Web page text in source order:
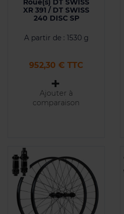
Roue(s) DT SWISS
XR 391 / DT SWISS
240 DISC SP
A partir de : 1530 g
Prix
952,30 € TTC
Ajouter à
comparaison